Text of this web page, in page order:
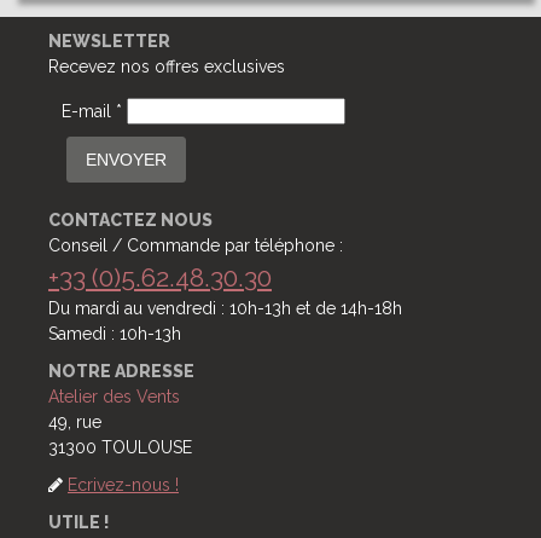
NEWSLETTER
Recevez nos offres exclusives
E-mail *
ENVOYER
CONTACTEZ NOUS
Conseil / Commande par téléphone :
+33 (0)5.62.48.30.30
Du mardi au vendredi : 10h-13h et de 14h-18h
Samedi : 10h-13h
NOTRE ADRESSE
Atelier des Vents
49, rue
31300 TOULOUSE
Ecrivez-nous !
UTILE !